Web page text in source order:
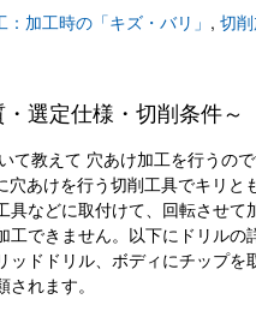
：加工時の「キズ・バリ」 , 切
選定仕様・切削条件～
て教えて 穴あけ加工を行うの
あけを行う切削工具でキリ
具などに取付けて、回転させ
工できません。以下にドリル
ドドリル、ボディにチップ
れます。